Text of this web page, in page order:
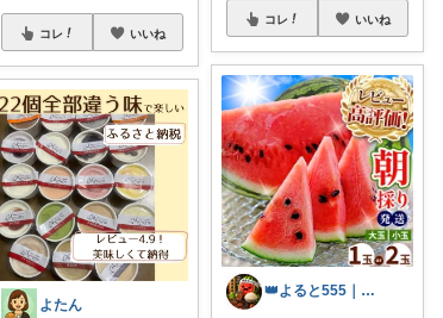
コレ いいね
よたん
コレ いいね
👑よると555｜お取り寄せグルメ